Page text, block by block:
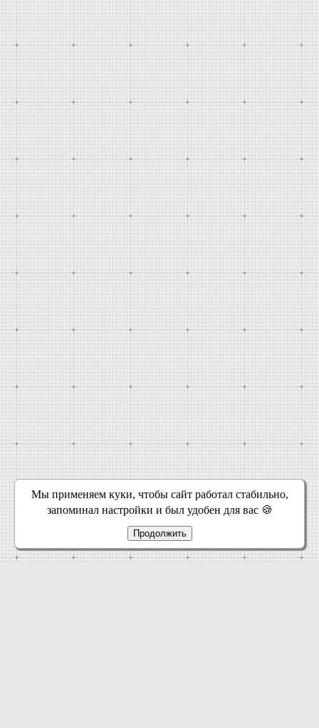
Мы применяем куки, чтобы сайт работал стабильно,
запоминал настройки и был удобен для вас 🍪
Продолжить